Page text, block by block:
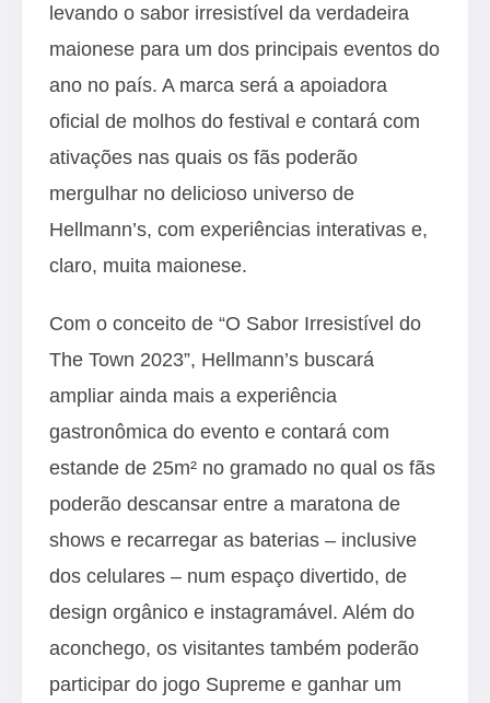
levando o sabor irresistível da verdadeira
maionese para um dos principais eventos do
ano no país. A marca será a apoiadora
oficial de molhos do festival e contará com
ativações nas quais os fãs poderão
mergulhar no delicioso universo de
Hellmann’s, com experiências interativas e,
claro, muita maionese.
Com o conceito de “O Sabor Irresistível do
The Town 2023”, Hellmann’s buscará
ampliar ainda mais a experiência
gastronômica do evento e contará com
estande de 25m² no gramado no qual os fãs
poderão descansar entre a maratona de
shows e recarregar as baterias – inclusive
dos celulares – num espaço divertido, de
design orgânico e instagramável. Além do
aconchego, os visitantes também poderão
participar do jogo Supreme e ganhar um